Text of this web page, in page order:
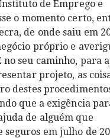
de Emprego e
o momento certo,
de onde saiu em
próprio e
no seu caminho, para
projeto, as
destes
que a exigência
de alguém que
em julho de